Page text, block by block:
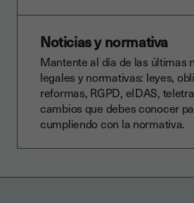
Noticias y normativa
Mantente al día de las últimas
legales y normativas: leyes,
reformas, RGPD, eIDAS,
cambios que debes conocer
cumpliendo con la normativa.